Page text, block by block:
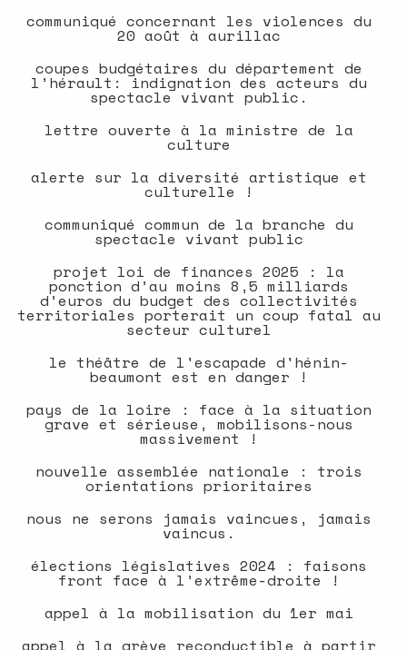
communiqué concernant les violences du
20 août à aurillac
coupes budgétaires du département de
l’hérault: indignation des acteurs du
spectacle vivant public.
lettre ouverte à la ministre de la
culture
alerte sur la diversité artistique et
culturelle !
communiqué commun de la branche du
spectacle vivant public
projet loi de finances 2025 : la
ponction d’au moins 8,5 milliards
d’euros du budget des collectivités
territoriales porterait un coup fatal au
secteur culturel
le théâtre de l'escapade d'hénin-
beaumont est en danger !
pays de la loire : face à la situation
grave et sérieuse, mobilisons-nous
massivement !
nouvelle assemblée nationale : trois
orientations prioritaires
nous ne serons jamais vaincues, jamais
vaincus.
élections législatives 2024 : faisons
front face à l’extrême-droite !
appel à la mobilisation du 1er mai
appel à la grève reconductible à partir